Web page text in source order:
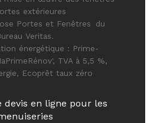
extérieures
Portes et Fenêtres du
Veritas.
énergétique : Prime-
TVA à 5,5 %,
Ecoprêt taux zéro
devis en ligne pour les